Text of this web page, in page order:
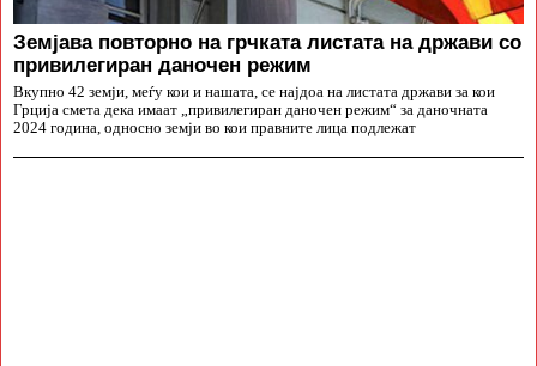
Земјава повторно на грчката листата на држави со
привилегиран даночен режим
Вкупно 42 земји, меѓу кои и нашата, се најдоа на листата држави за кои
Грција смета дека имаат „привилегиран даночен режим“ за даночната
2024 година, односно земји во кои правните лица подлежат